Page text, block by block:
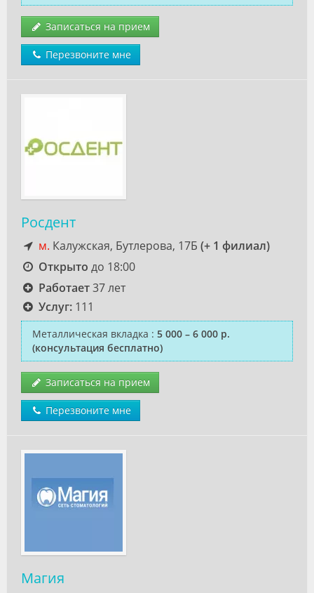
Записаться на прием
Перезвоните мне
Росдент
м. Калужская, Бутлерова, 17Б (+ 1 филиал)
Открыто до 18:00
Работает37 лет
Услуг:111
Металлическая вкладка : 5 000 – 6 000 р.
(консультация бесплатно)
Записаться на прием
Перезвоните мне
Магия